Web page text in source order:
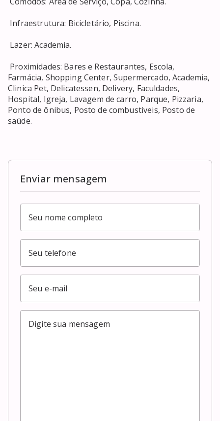
Farmácia, Shopping Center, Supermercado, Academia,
Clinica Pet, Delicatessen, Delivery, Faculdades,
Hospital, Igreja, Lavagem de carro, Parque, Pizzaria,
Ponto de ônibus, Posto de combustiveis, Posto de
saúde.
Enviar mensagem